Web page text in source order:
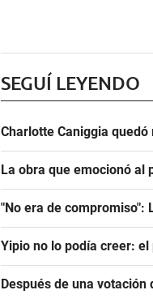
SEGUÍ LEYENDO
Charlotte Caniggia
La obra que emocionó al
"No era de compromiso":
Yipio no lo podía creer:
Después de una